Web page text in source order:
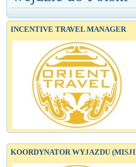
INCENTIVE TRAVEL MANAGER
KOORDYNATOR WYJAZDU (MISJI